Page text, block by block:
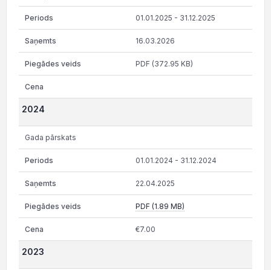
01.01.2025 - 31.12.2025
16.03.2026
PDF (372.95 KB)
2024
Gada pārskats
01.01.2024 - 31.12.2024
22.04.2025
PDF (1.89 MB)
€7.00
2023